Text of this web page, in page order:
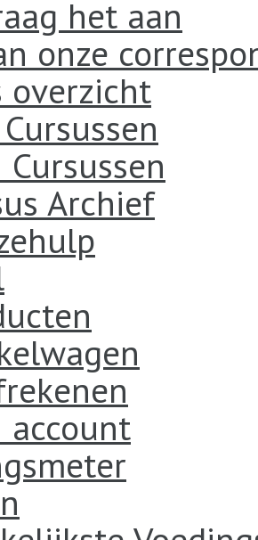
het aan
onze
overzicht
Archief
account